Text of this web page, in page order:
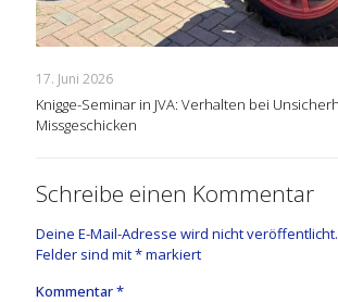
17. Juni 2026
Knigge-Seminar in JVA: Verhalten bei
Missgeschicken
Schreibe einen Kommentar
Deine E-Mail-Adresse wird nicht veröffentlicht.
Felder sind mit*markiert
Kommentar*